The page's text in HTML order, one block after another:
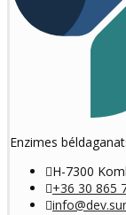
Enzimes
H-7300
+36 30 865